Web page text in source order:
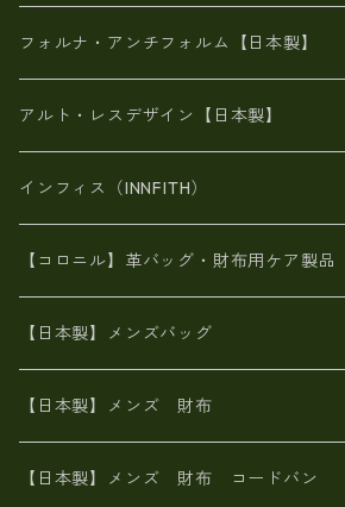
メタリック
スエード
メタリック
６号蝋引き帆布
豊岡製品
エナメルクロコ
がま口
斜め掛け
二つ折り財布
がま口財布
スペインレザー
長財布
スペインレザー
佐賀牛革
L字ファスナー財布
スペインレザー
革友禅染め
ポーチ
ヌメ革
革友禅染め
財布ショルダー
ヌメ革
がま口財布
革友禅染め
火山灰染め
フォルナ・アンチフォルム【日本製】
BAG
財布・小物
アルト・レスデザイン【日本製】
BAG
財布・小物
インフィス（INNFITH）
BAG
財布・小物
【コロニル】革バッグ・財布用ケア製品
【日本製】メンズバッグ
【日本製】メンズ 財布
象革エレファント【日本製】メンズ 財布
【日本製】メンズ 財布 コードバン